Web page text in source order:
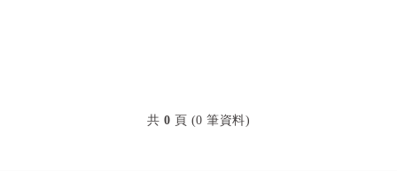
共 0 頁 (0 筆資料)